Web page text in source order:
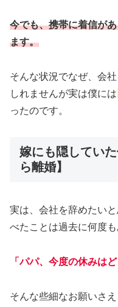
今でも、携帯に着信が
ます。
そんな状況でなぜ、会
しれませんが実は僕には
ったのです。
嫁にも隠してい
ら離婚】
実は、会社を辞めたい
べたことは過去に何度も
「パパ、今度の休みは
そんな些細なお願いさ